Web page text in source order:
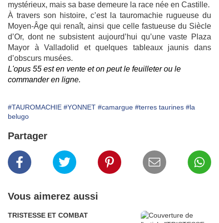
mystérieux, mais sa base demeure la race née en Castille.
À travers son histoire, c’est la tauromachie rugueuse du
Moyen-Âge qui renaît, ainsi que celle fastueuse du Siècle
d’Or, dont ne subsistent aujourd’hui qu’une vaste Plaza
Mayor à Valladolid et quelques tableaux jaunis dans
d’obscurs musées.
L'opus 55 est en vente et on peutle feuilleterou le
commander en ligne.
#TAUROMACHIE #YONNET #camargue #terres taurines #la
belugo
Partager
Vous aimerez aussi
TRISTESSE ET COMBAT